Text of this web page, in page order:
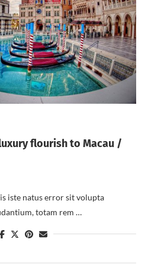
flourish to Macau /
iste natus error sit volupta
totam rem …